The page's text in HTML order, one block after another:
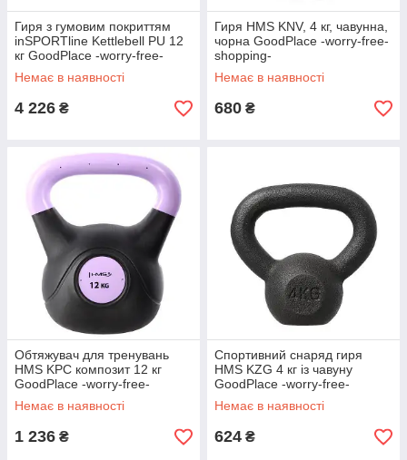
Гиря з гумовим покриттям
inSPORTline Kettlebell PU 12
кг GoodPlace -worry-free-
shopping-
Немає в наявності
4 226 ₴
Гиря HMS KNV, 4 кг, чавунна,
чорна GoodPlace -worry-free-
shopping-
Немає в наявності
680 ₴
Обтяжувач для тренувань
HMS KPC композит 12 кг
GoodPlace -worry-free-
shopping-
Немає в наявності
1 236 ₴
Спортивний снаряд гиря
HMS KZG 4 кг із чавуну
GoodPlace -worry-free-
shopping-
Немає в наявності
624 ₴